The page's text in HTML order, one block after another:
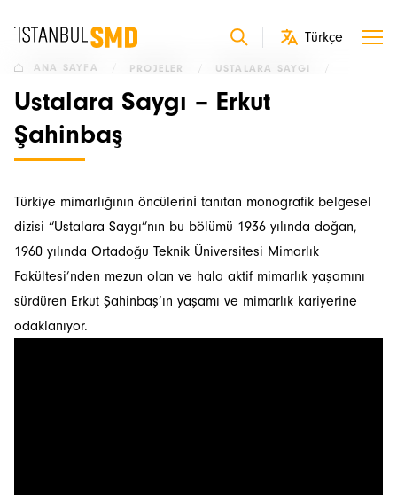
ANA SAYFA PROJELER / USTALARA SAYGI /
Ustalara Saygı – Erkut
Şahinbaş
Türkiye mimarlığının öncülerini̇ tanıtan monografik belgesel
dizisi “Ustalara Saygı”nın bu bölümü 1936 yılında doğan,
1960 yılında Ortadoğu Teknik Üniversitesi Mimarlık
Fakültesi’nden mezun olan ve hala aktif mimarlık yaşamını
sürdüren Erkut Şahinbaş’ın yaşamı ve mimarlık kariyerine
odaklanıyor.